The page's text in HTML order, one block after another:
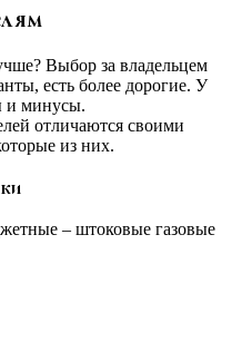
Выбор за владельцем
есть более дорогие. У
и минусы.
отличаются своими
из них.
– штоковые газовые